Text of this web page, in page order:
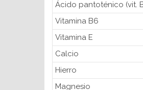
Ácido pantoténico (vit.
Vitamina B6
Vitamina E
Calcio
Hierro
Magnesio